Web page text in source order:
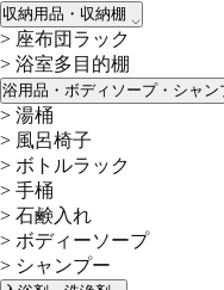
収納用品・収納棚
> 座布団ラック
> 浴室多目的棚
浴用品・ボディソープ・シャン
> 湯桶
> 風呂椅子
> ボトルラック
> 手桶
> 石鹸入れ
> ボディーソープ
> シャンプー